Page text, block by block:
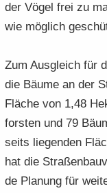
der Vögel frei zu
wie mög­lich
Zum Aus­gleich für
die Bäume an der
Flä­che von 1,48
fors­ten und 79
seits lie­gen­den
hat die
de Pla­nung für